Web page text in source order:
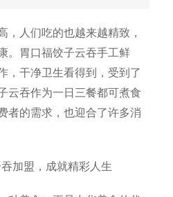
，人们吃的也越来越精致，
。胃口福饺子云吞手工鲜
，干净卫生看得到，受到了
云吞作为一日三餐都可煮食
者的需求，也迎合了许多消